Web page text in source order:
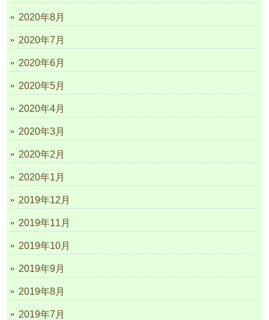
2020年8月
2020年7月
2020年6月
2020年5月
2020年4月
2020年3月
2020年2月
2020年1月
2019年12月
2019年11月
2019年10月
2019年9月
2019年8月
2019年7月